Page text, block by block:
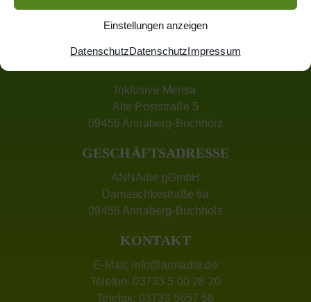
Einstellungen anzeigen
DatenschutzDatenschutzImpressum
Inklusive Mensa
Alte Poststraße 5
09456 Annaberg-Buchholz
GESCHÄFTSADRESSE
ANNAdie gGmbH
Damaschkestraße 6a
09456 Annaberg-Buchholz
KONTAKT
E-Mail: info@annadie.de
Telefon: 03733 5 00 28 20
Telefax: 03733 5657 58